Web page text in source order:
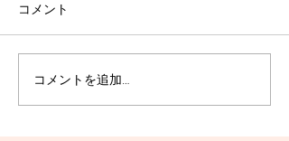
コメント
コメントを追加…